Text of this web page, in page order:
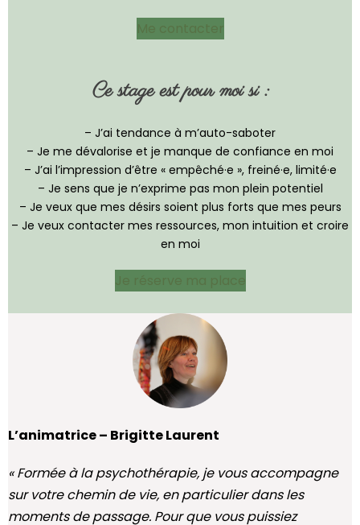
Ce stage est pour moi si :
– J’ai tendance à m’auto-saboter
– Je me dévalorise et je manque de confiance en moi
– J’ai l’impression d’être « empêché·e », freiné·e, limité·e
– Je sens que je n’exprime pas mon plein potentiel
– Je veux que mes désirs soient plus forts que mes peurs
– Je veux contacter mes ressources, mon intuition et croire
en moi
L’animatrice – Brigitte Laurent
« Formée à la psychothérapie, je vous accompagne
sur votre chemin de vie, en particulier dans les
moments de passage. Pour que vous puissiez